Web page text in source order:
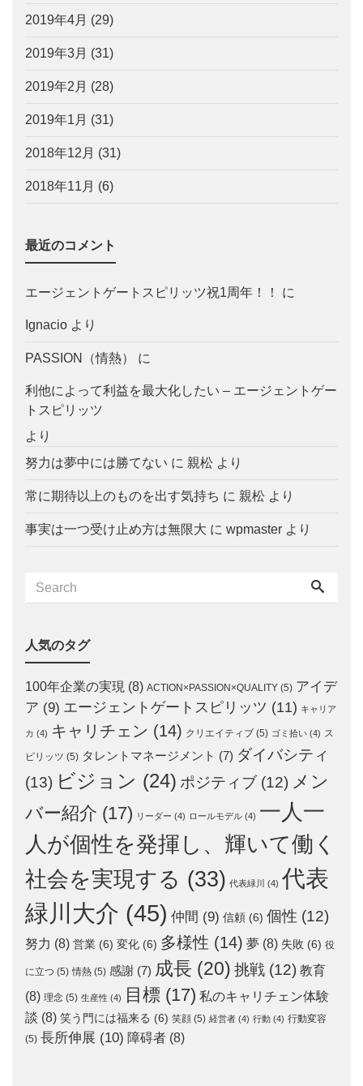
2019年4月 (29)
2019年3月 (31)
2019年2月 (28)
2019年1月 (31)
2018年12月 (31)
2018年11月 (6)
最近のコメント
エージェントゲートスピリッツ祝1周年！！ に
Ignacio より
PASSION（情熱） に
利他によって利益を最大化したい – エージェントゲー
トスピリッツ
より
努力は夢中には勝てない に 親松 より
常に期待以上のものを出す気持ち に 親松 より
事実は一つ受け止め方は無限大 に wpmaster より
人気のタグ
100年企業の実現 (8) ACTION×PASSION×QUALITY (5) アイデ
ア (9) エージェントゲートスピリッツ (11) キャリア
カ (4) キャリチェン (14) クリエイティブ (5) ゴミ拾い (4) ス
ピリッツ (5) タレントマネージメント (7) ダイバシティ
(13) ビジョン (24) ポジティブ(12) メン
バー紹介 (17) リーダー (4) ロールモデル (4) 一人一
人が個性を発揮し、輝いて働く
社会を実現する (33) 代表緑川 (4) 代表
緑川大介 (45) 仲間 (9) 信頼 (6) 個性 (12)
努力 (8) 営業 (6) 変化 (6) 多様性 (14) 夢 (8) 失敗 (6) 役
に立つ (5) 情熱 (5) 感謝 (7) 成長 (20) 挑戦 (12) 教育
(8) 理念 (5) 生産性 (4) 目標 (17) 私のキャリチェン体験
談 (8) 笑う門には福来る (6) 笑顔 (5) 経営者 (4) 行動 (4) 行動変容
(5) 長所伸展 (10) 障碍者 (8)